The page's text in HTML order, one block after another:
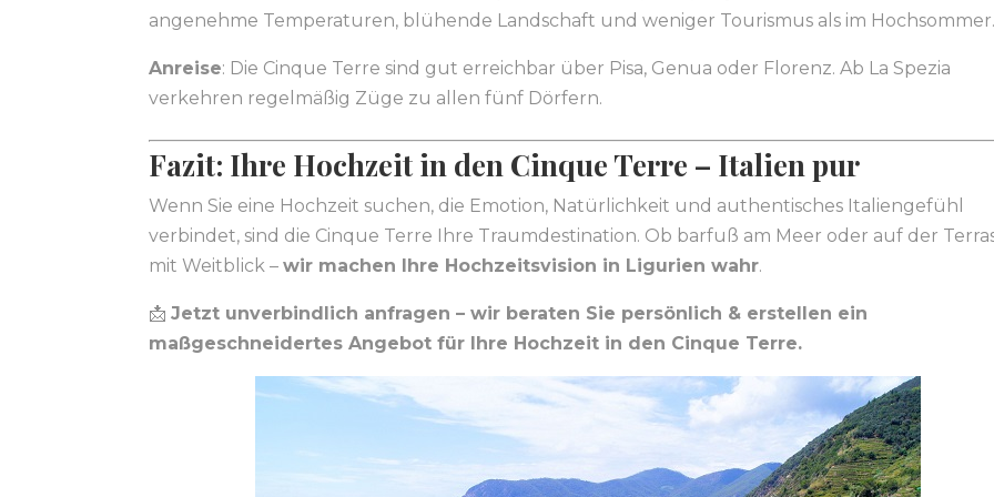
angenehme Temperaturen, blühende Landschaft und weniger Tourismus als im Hochsommer.
Anreise: Die Cinque Terre sind gut erreichbar über Pisa, Genua oder Florenz. Ab La Spezia
verkehren regelmäßig Züge zu allen fünf Dörfern.
Fazit: Ihre Hochzeit in den Cinque Terre – Italien pur
Wenn Sie eine Hochzeit suchen, die Emotion, Natürlichkeit und authentisches Italiengefühl
verbindet, sind die Cinque Terre Ihre Traumdestination. Ob barfuß am Meer oder auf der
mit Weitblick –wir machen Ihre Hochzeitsvision in Ligurien wahr.
📩Jetzt unverbindlich anfragen – wir beraten Sie persönlich & erstellen ein
maßgeschneidertes Angebot für Ihre Hochzeit in den Cinque Terre.